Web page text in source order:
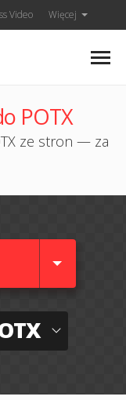
Video Więcej
POTX
ze stron — za